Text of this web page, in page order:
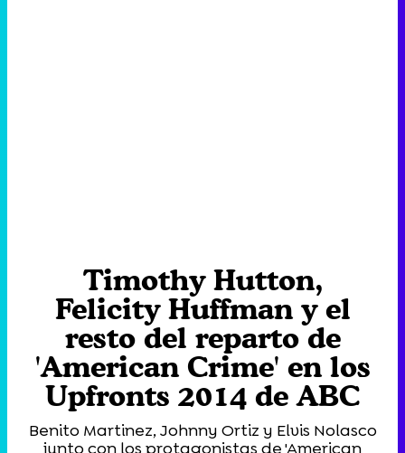
Timothy Hutton,
Felicity Huffman y el
resto del reparto de
'American Crime' en los
Upfronts 2014 de ABC
Benito Martinez, Johnny Ortiz y Elvis Nolasco
junto con los protagonistas de 'American